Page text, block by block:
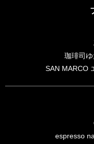
お
珈琲司
SAN MARCO
espresso